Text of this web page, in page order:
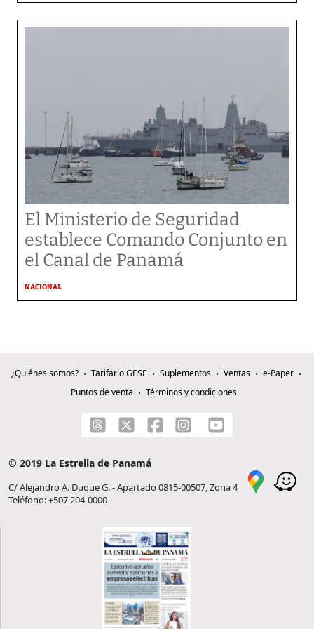
El Ministerio de Seguridad
establece Comando Conjunto en
el Canal de Panamá
NACIONAL
¿Quiénes somos? Tarifario GESE Suplementos Ventas
e-Paper
Puntos de venta
Términos y condiciones
© 2019 La Estrella de Panamá
C/ Alejandro A. Duque G. - Apartado 0815-00507, Zona 4
Teléfono: +507 204-0000